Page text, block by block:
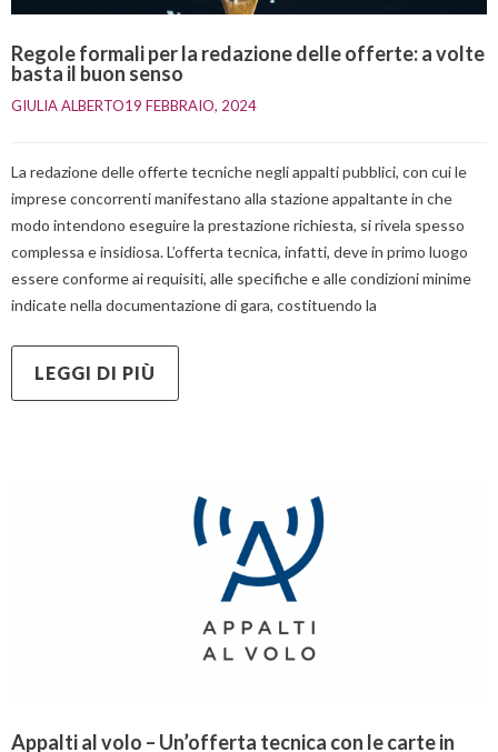
Regole formali per la redazione delle offerte: a volte
basta il buon senso
GIULIA ALBERTO19 FEBBRAIO, 2024
La redazione delle offerte tecniche negli appalti pubblici, con cui le
imprese concorrenti manifestano alla stazione appaltante in che
modo intendono eseguire la prestazione richiesta, si rivela spesso
complessa e insidiosa. L’offerta tecnica, infatti, deve in primo luogo
essere conforme ai requisiti, alle specifiche e alle condizioni minime
indicate nella documentazione di gara, costituendo la
LEGGI DI PIÙ
Appalti al volo – Un’offerta tecnica con le carte in